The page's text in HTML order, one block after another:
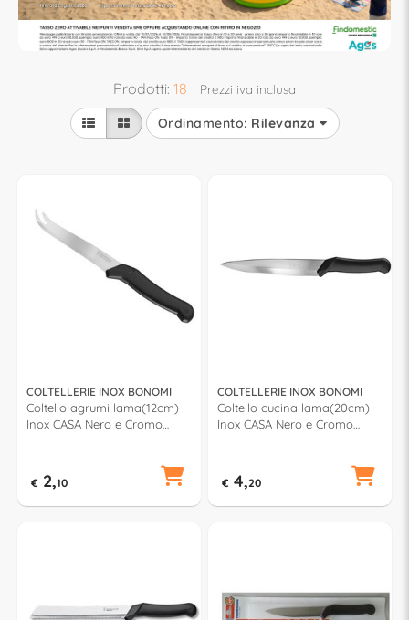
Prodotti: 18 Prezzi iva inclusa
Ordinamento: Rilevanza
COLTELLERIE INOX BONOMI
Coltello agrumi lama(12cm)
Inox CASA Nero e Cromo
€ 2,10
COLTELLERIE INOX BONOMI
Coltello cucina lama(20cm)
Inox CASA Nero e Cromo
€ 4,20